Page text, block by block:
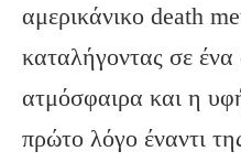
αμερικάνικο death
καταλήγοντας σε
ατμόσφαιρα και η
πρώτο λόγο έναντι